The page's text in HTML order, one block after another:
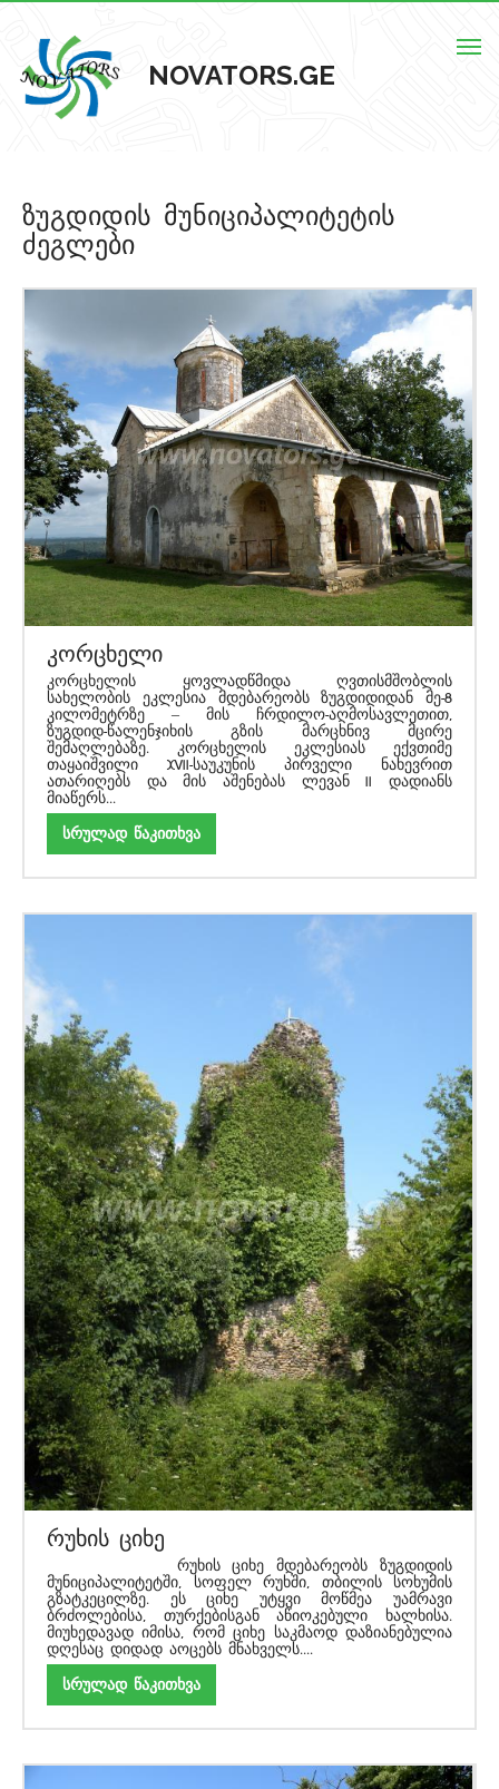
NOVATORS.GE
ჩვენს შესახებ
კონტაქტი
ზუგდიდის მუნიციპალიტეტის
ძეგლები
კორცხელი
კორცხელის ყოვლადწმიდა ღვთისმშობლის
სახელობის ეკლესია მდებარეობს ზუგდიდიდან მე-8
კილომეტრზე – მის ჩრდილო-აღმოსავლეთით,
ზუგდიდ-წალენჯიხის გზის მარცხნივ მცირე
შემაღლებაზე. კორცხელის ეკლესიას ექვთიმე
თაყაიშვილი XVII-საუკუნის პირველი ნახევრით
ათარიღებს და მის აშენებას ლევან II დადიანს
მიაწერს...
სრულად წაკითხვა
რუხის ციხე
რუხის ციხე მდებარეობს ზუგდიდის
მუნიციპალიტეტში, სოფელ რუხში, თბილის სოხუმის
გზატკეცილზე. ეს ციხე უტყვი მოწმეა უამრავი
ბრძოლებისა, თურქებისგან აწიოკებული ხალხისა.
მიუხედავად იმისა, რომ ციხე საკმაოდ დაზიანებულია
დღესაც დიდად აოცებს მნახველს....
სრულად წაკითხვა